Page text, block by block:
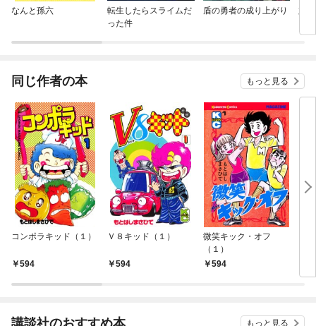
なんと孫六
転生したらスライムだ
った件
盾の勇者の成り上がり 六
同じ作者の本 もっと見る
コンポラキッド（１）
594
Ｖ８キッド（１）
594
微笑キック・オフ
（１）
594
講談社のおすすめ本 もっと見る